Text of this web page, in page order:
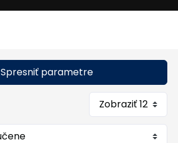
Spresniť parametre